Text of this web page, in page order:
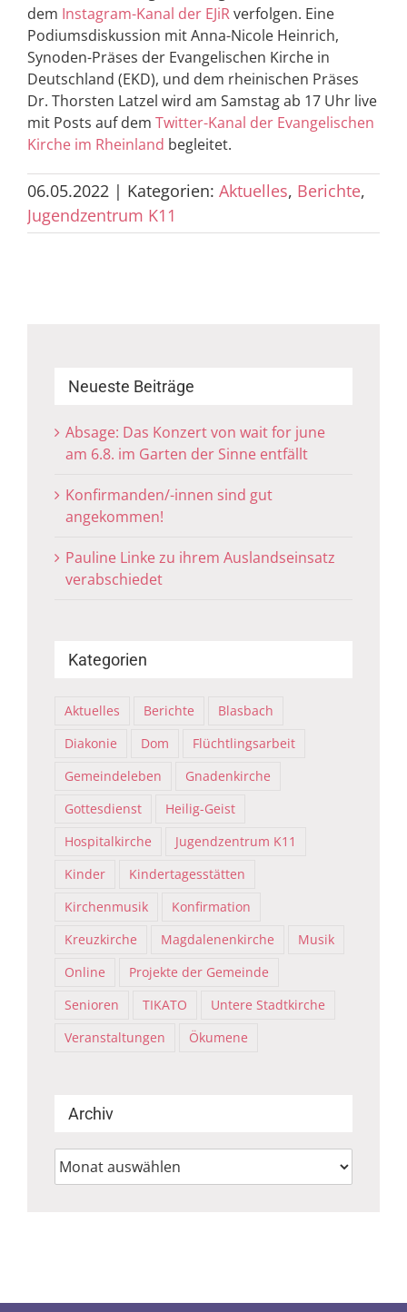
dem Instagram-Kanal der EJiRverfolgen. Eine
Podiumsdiskussion mit Anna-Nicole Heinrich,
Synoden-Präses der Evangelischen Kirche in
Deutschland (EKD), und dem rheinischen Präses
Dr. Thorsten Latzel wird am Samstag ab 17 Uhr live
mit Posts auf dem Twitter-Kanal der Evangelischen
Kirche im Rheinland begleitet.
06.05.2022 | Kategorien: Aktuelles, Berichte,
Jugendzentrum K11
Neueste Beiträge
Absage: Das Konzert von wait for june
am 6.8. im Garten der Sinne entfällt
Konfirmanden/-innen sind gut
angekommen!
Pauline Linke zu ihrem Auslandseinsatz
verabschiedet
Kategorien
Aktuelles Berichte
Blasbach
Diakonie
Dom
Flüchtlingsarbeit
Gemeindeleben
Gnadenkirche
Gottesdienst
Heilig-Geist
Hospitalkirche
Jugendzentrum K11
Kinder
Kindertagesstätten
Kirchenmusik
Konfirmation
Kreuzkirche
Magdalenenkirche
Musik
Online
Projekte der Gemeinde
Senioren
TIKATO
Untere Stadtkirche
Veranstaltungen
Ökumene
Archiv
Archiv